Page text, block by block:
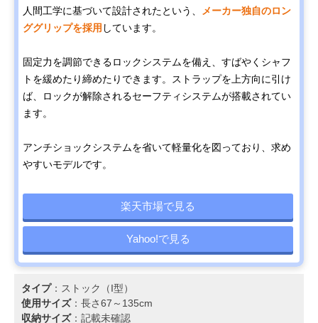
人間工学に基づいて設計されたという、 メーカー独自のロン
ググリップを採用 しています。
固定力を調節できるロックシステムを備え、すばやくシャフ
トを緩めたり締めたりできます。ストラップを上方向に引け
ば、ロックが解除されるセーフティシステムが搭載されてい
ます。
アンチショックシステムを省いて軽量化を図っており、求め
やすいモデルです。
楽天市場で見る
Yahoo!で見る
タイプ：ストック（I型）
使用サイズ：長さ67～135cm
収納サイズ：記載未確認